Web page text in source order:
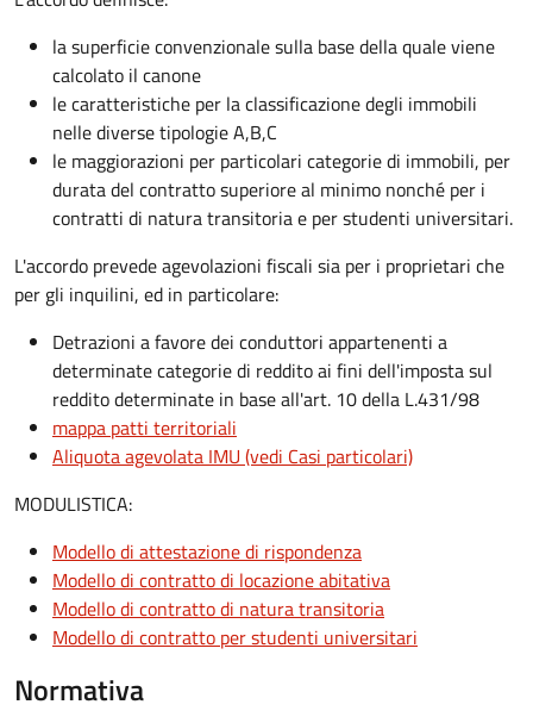
la superficie convenzionale sulla base della quale viene
calcolato il canone
le caratteristiche per la classificazione degli immobili
nelle diverse tipologie A,B,C
le maggiorazioni per particolari categorie di immobili, per
durata del contratto superiore al minimo nonché per i
contratti di natura transitoria e per studenti universitari.
L'accordo prevede agevolazioni fiscali sia per i proprietari che
per gli inquilini, ed in particolare:
Detrazioni a favore dei conduttori appartenenti a
determinate categorie di reddito ai fini dell'imposta sul
reddito determinate in base all'art. 10 della L.431/98
mappa patti territoriali
Aliquota agevolata IMU (vedi Casi particolari)
MODULISTICA:
Modello di attestazione di rispondenza
Modello di contratto di locazione abitativa
Modello di contratto di natura transitoria
Modello di contratto per studenti universitari
Normativa